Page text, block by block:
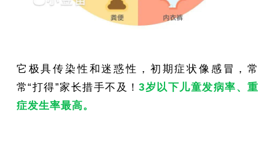
它极具传染性和迷惑性，初期症状像感冒，常
常“打得”家长措手不及！3岁以下儿童发病率、重
症发生率最高。